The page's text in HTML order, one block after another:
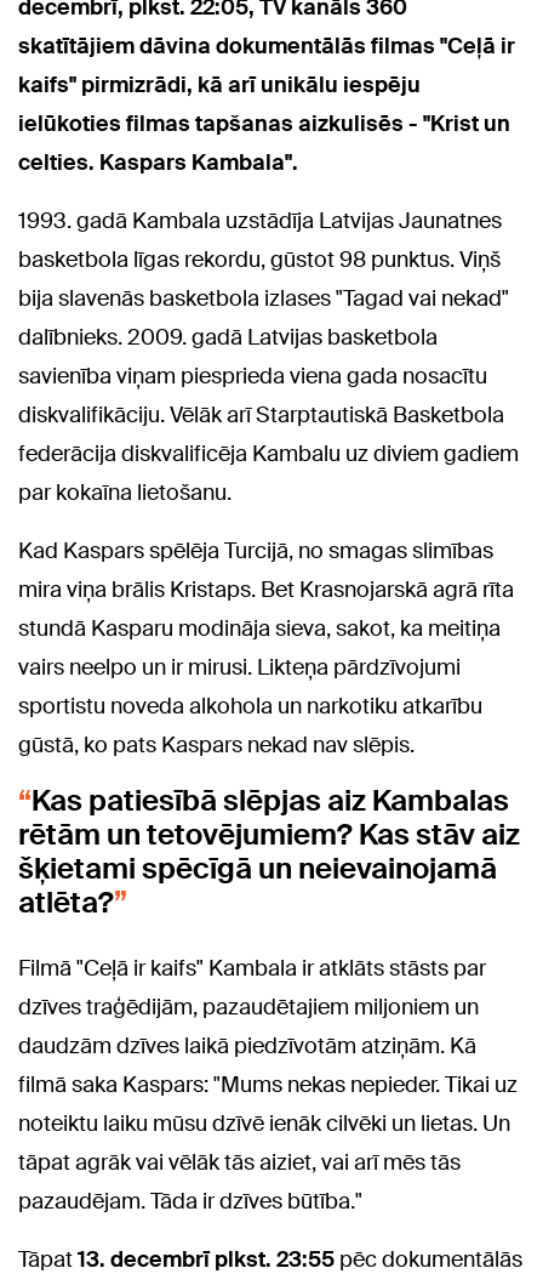
decembrī, plkst. 22:05, TV kanāls 360
skatītājiem dāvina dokumentālās filmas "Ceļā ir
kaifs" pirmizrādi, kā arī unikālu iespēju
ielūkoties filmas tapšanas aizkulisēs - "Krist un
celties. Kaspars Kambala".
1993. gadā Kambala uzstādīja Latvijas Jaunatnes
basketbola līgas rekordu, gūstot 98 punktus. Viņš
bija slavenās basketbola izlases "Tagad vai nekad"
dalībnieks. 2009. gadā Latvijas basketbola
savienība viņam piesprieda viena gada nosacītu
diskvalifikāciju. Vēlāk arī Starptautiskā Basketbola
federācija diskvalificēja Kambalu uz diviem gadiem
par kokaīna lietošanu.
Kad Kaspars spēlēja Turcijā, no smagas slimības
mira viņa brālis Kristaps. Bet Krasnojarskā agrā rīta
stundā Kasparu modināja sieva, sakot, ka meitiņa
vairs neelpo un ir mirusi. Likteņa pārdzīvojumi
sportistu noveda alkohola un narkotiku atkarību
gūstā, ko pats Kaspars nekad nav slēpis.
Kas patiesībā slēpjas aiz Kambalas
rētām un tetovējumiem? Kas stāv aiz
šķietami spēcīgā un neievainojamā
atlēta?
Filmā "Ceļā ir kaifs" Kambala ir atklāts stāsts par
dzīves traģēdijām, pazaudētajiem miljoniem un
daudzām dzīves laikā piedzīvotām atziņām. Kā
filmā saka Kaspars: "Mums nekas nepieder. Tikai uz
noteiktu laiku mūsu dzīvē ienāk cilvēki un lietas. Un
tāpat agrāk vai vēlāk tās aiziet, vai arī mēs tās
pazaudējam. Tāda ir dzīves būtība."
Tāpat13. decembrī plkst. 23:55 pēc dokumentālās